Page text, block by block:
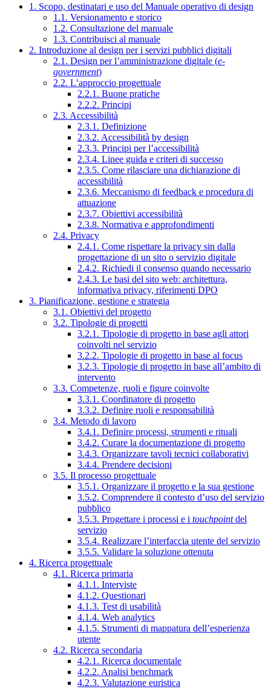
1. Scopo, destinatari e uso del Manuale operativo di design
1.1. Versionamento e storico
1.2. Consultazione del manuale
1.3. Contribuisci al manuale
2. Introduzione al design per i servizi pubblici digitali
2.1. Design per l’amministrazione digitale (e-
government)
2.2. L’approccio progettuale
2.2.1. Buone pratiche
2.2.2. Principi
2.3. Accessibilità
2.3.1. Definizione
2.3.2. Accessibilità by design
2.3.3. Principi per l’accessibilità
2.3.4. Linee guida e criteri di successo
2.3.5. Come rilasciare una dichiarazione di
accessibilità
2.3.6. Meccanismo di feedback e procedura di
attuazione
2.3.7. Obiettivi accessibilità
2.3.8. Normativa e approfondimenti
2.4. Privacy
2.4.1. Come rispettare la privacy sin dalla
progettazione di un sito o servizio digitale
2.4.2. Richiedi il consenso quando necessario
2.4.3. Le basi del sito web: architettura,
informativa privacy, riferimenti DPO
3. Pianificazione, gestione e strategia
3.1. Obiettivi del progetto
3.2. Tipologie di progetti
3.2.1. Tipologie di progetto in base agli attori
coinvolti nel servizio
3.2.2. Tipologie di progetto in base al focus
3.2.3. Tipologie di progetto in base all’ambito di
intervento
3.3. Competenze, ruoli e figure coinvolte
3.3.1. Coordinatore di progetto
3.3.2. Definire ruoli e responsabilità
3.4. Metodo di lavoro
3.4.1. Definire processi, strumenti e rituali
3.4.2. Curare la documentazione di progetto
3.4.3. Organizzare tavoli tecnici collaborativi
3.4.4. Prendere decisioni
3.5. Il processo progettuale
3.5.1. Organizzare il progetto e la sua gestione
3.5.2. Comprendere il contesto d’uso del servizio
pubblico
3.5.3. Progettare i processi e i touchpointdel
servizio
3.5.4. Realizzare l’interfaccia utente del servizio
3.5.5. Validare la soluzione ottenuta
4. Ricerca progettuale
4.1. Ricerca primaria
4.1.1. Interviste
4.1.2. Questionari
4.1.3. Test di usabilità
4.1.4. Web analytics
4.1.5. Strumenti di mappatura dell’esperienza
utente
4.2. Ricerca secondaria
4.2.1. Ricerca documentale
4.2.2. Analisi benchmark
4.2.3. Valutazione euristica